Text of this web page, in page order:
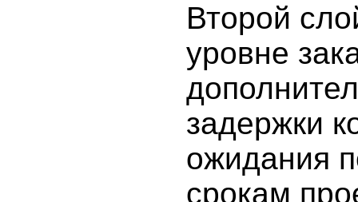
Второй
уровне
задержки
ожидания
срокам